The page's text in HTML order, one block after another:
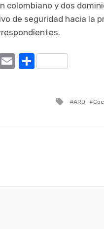
colombiano y dos
de seguridad hacia la
EmailCompartir
Tagged
ARD